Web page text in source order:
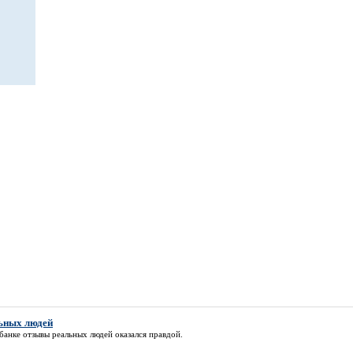
людей
отзывы реальных людей оказался правдой.